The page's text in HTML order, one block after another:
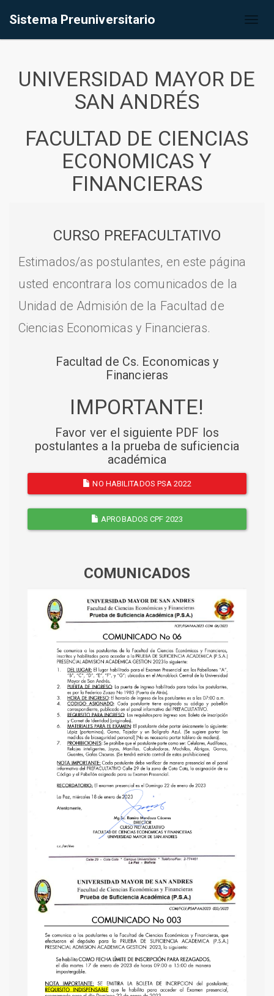
Sistema Preuniversitario
UNIVERSIDAD MAYOR DE
SAN ANDRÉS
FACULTAD DE CIENCIAS
ECONOMICAS Y
FINANCIERAS
CURSO PREFACULTATIVO
Estimados/as postulantes, en este página
usted encontrara los comunicados de la
Unidad de Admisión de la Facultad de
Ciencias Economicas y Financieras.
Facultad de Cs. Economicas y
Financieras
IMPORTANTE!
Favor ver el siguiente PDF los
postulantes a la prueba de suficiencia
académica
NO HABILITADOS PSA 2022
APROBADOS CPF 2023
COMUNICADOS